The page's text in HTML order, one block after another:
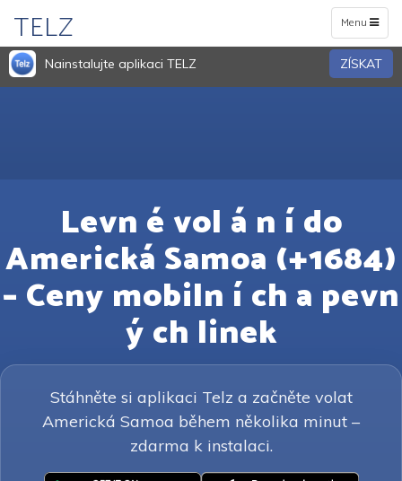
Toggle
navigation
Menu
TELZ
Nainstalujte aplikaci TELZ ZÍSKAT
Levn é vol á n í do
Americká Samoa (+1684)
– Ceny mobiln í ch a pevn
ý ch linek
Stáhněte si aplikaci Telz a začněte volat
Americká Samoa během několika minut –
zdarma k instalaci.